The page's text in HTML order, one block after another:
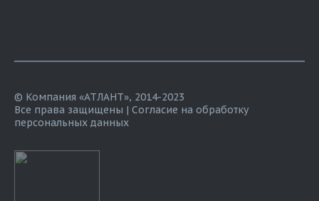
© Компания «АТЛАНТ», 2014-2023
Все права защищены | Согласие на обработку
персональных данных